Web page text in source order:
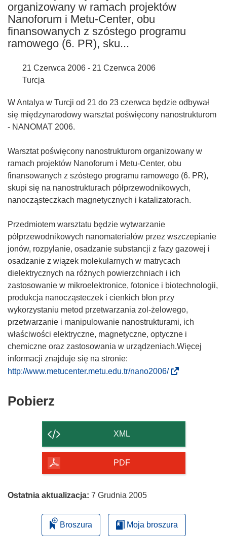
organizowany w ramach projektów
Nanoforum i Metu-Center, obu
finansowanych z szóstego programu
ramowego (6. PR), sku...
21 Czerwca 2006 - 21 Czerwca 2006
Turcja
W Antalya w Turcji od 21 do 23 czerwca będzie odbywał
się międzynarodowy warsztat poświęcony nanostrukturom
- NANOMAT 2006.
Warsztat poświęcony nanostrukturom organizowany w
ramach projektów Nanoforum i Metu-Center, obu
finansowanych z szóstego programu ramowego (6. PR),
skupi się na nanostrukturach półprzewodnikowych,
nanocząsteczkach magnetycznych i katalizatorach.
Przedmiotem warsztatu będzie wytwarzanie
półprzewodnikowych nanomateriałów przez wszczepianie
jonów, rozpylanie, osadzanie substancji z fazy gazowej i
osadzanie z wiązek molekularnych w matrycach
dielektrycznych na różnych powierzchniach i ich
zastosowanie w mikroelektronice, fotonice i biotechnologii,
produkcja nanocząsteczek i cienkich błon przy
wykorzystaniu metod przetwarzania zol-żelowego,
przetwarzanie i manipulowanie nanostrukturami, ich
właściwości elektryczne, magnetyczne, optyczne i
chemiczne oraz zastosowania w urządzeniach.Więcej
informacji znajduje się na stronie:
http://www.metucenter.metu.edu.tr/nano2006/(
o
r
Pobierz
strony
XML
PDF
Ostatnia aktualizacja: 7 Grudnia 2005
Broszura Moja broszura